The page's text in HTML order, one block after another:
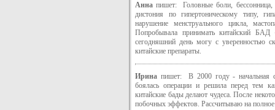
Анна пишет: Головные боли, бессонница,
дистония по гипертоническому типу,
нарушение менструального цикла,
Попробывала принимать китайский
сегодняшний день могу с уверенностью
китайские препараты.
Ирина пишет: В 2000 году - начальная
боялась операции и решила перед тем
китайские бады делают чудеса. После
побочных эффектов. Рассчитываю на